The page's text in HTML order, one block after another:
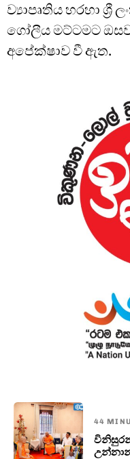
ව්‍යාපෘතිය හරහා ශ්‍රී
ගෝලීය මට්ටමට
අපේක්ෂාව වී ඇත.
44